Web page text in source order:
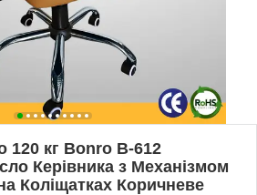
120 кг Bonro B-612
Керівника з Механізмом
Коліщатках Коричневе